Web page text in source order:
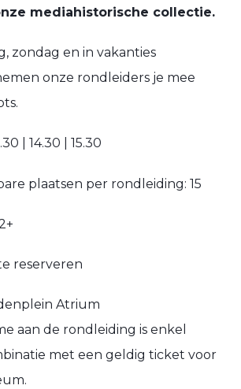
mediahistorische collectie.
zondag en in vakanties
onze rondleiders je mee
| 14.30 | 15.30
plaatsen per rondleiding: 15
reserveren
Atrium
aan de rondleiding is enkel
met een geldig ticket voor